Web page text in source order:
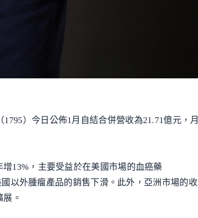
）今日公佈1月自結合併營收為21.71億元，月
13%，主要受益於在美國市場的血癌藥
以外腫瘤產品的銷售下滑。此外，亞洲市場的收
。